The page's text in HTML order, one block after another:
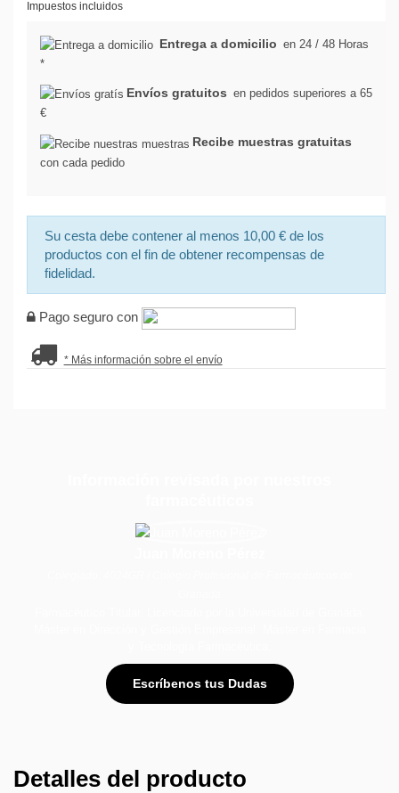
Impuestos incluidos
Entrega a domicilio en 24 / 48 Horas
*
Envíos gratuitos en pedidos superiores a 65
€
Recibe muestras gratuitas
con cada pedido
Su cesta debe contener al menos 10,00 € de los
productos con el fin de obtener recompensas de
fidelidad.
Pago seguro con
* Más información sobre el envío
Escríbenos tus Dudas
Detalles del producto